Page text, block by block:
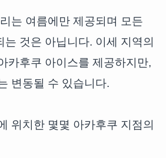
는 여름에만 제공되며 모든
는 것은 아닙니다. 이세 지역의
카후쿠 아이스를 제공하지만,
변동될 수 있습니다.
위치한 몇몇 아카후쿠 지점의